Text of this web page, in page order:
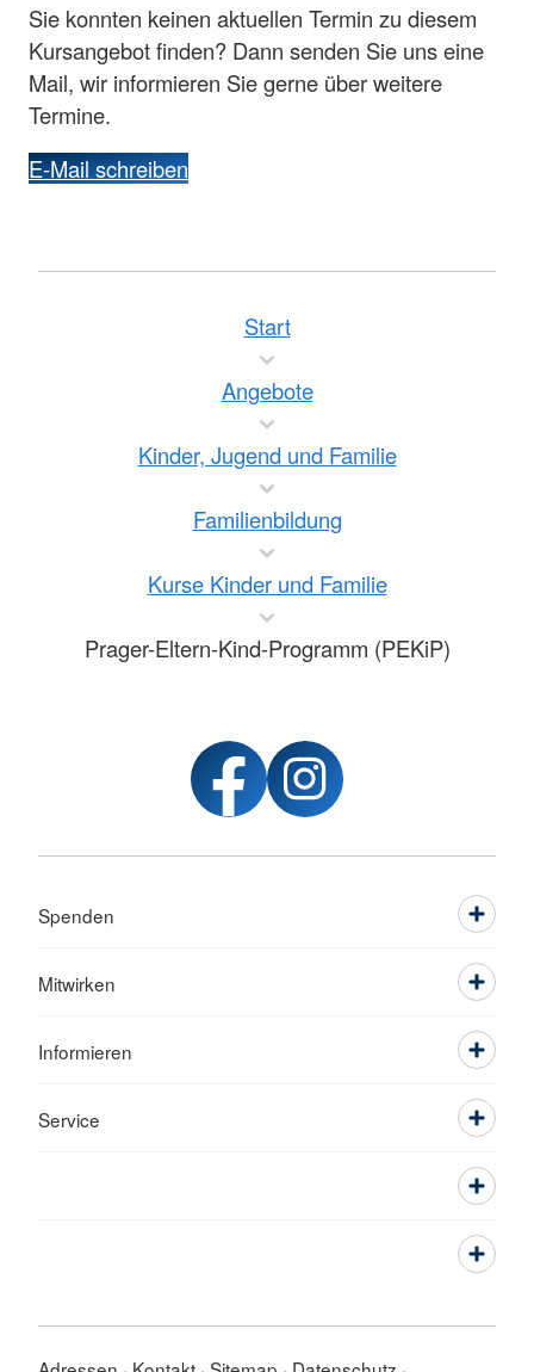
Sie konnten keinen aktuellen Termin zu diesem
Kursangebot finden? Dann senden Sie uns eine
Mail, wir informieren Sie gerne über weitere
Termine.
E-Mail schreiben
Start
Angebote
Kinder, Jugend und Familie
Familienbildung
Kurse Kinder und Familie
Prager-Eltern-Kind-Programm (PEKiP)
Spenden
Mitwirken
Informieren
Service